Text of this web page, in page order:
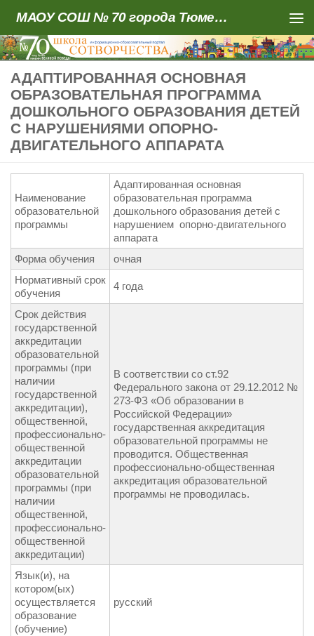
Skip to content МАОУ СОШ № 70 города Тюмени
АДАПТИРОВАННАЯ ОСНОВНАЯ
ОБРАЗОВАТЕЛЬНАЯ ПРОГРАММА
ДОШКОЛЬНОГО ОБРАЗОВАНИЯ ДЕТЕЙ
С НАРУШЕНИЯМИ ОПОРНО-
ДВИГАТЕЛЬНОГО АППАРАТА
Наименование
образовательной
программы
Адаптированная основная
образовательная программа
дошкольного образования детей с
нарушением опорно-двигательного
аппарата
Форма обучения
очная
Нормативный срок
обучения
4 года
Срок действия
государственной
аккредитации
образовательной
программы (при
наличии
государственной
аккредитации),
общественной,
профессионально-
общественной
аккредитации
образовательной
программы (при
наличии
общественной,
профессионально-
общественной
аккредитации)
В соответствии со ст.92
Федерального закона от 29.12.2012 №
273-ФЗ «Об образовании в
Российской Федерации»
государственная аккредитация
образовательной программы не
проводится. Общественная
профессионально-общественная
аккредитация образовательной
программы не проводилась.
Язык(и), на
котором(ых)
осуществляется
образование
(обучение)
русский